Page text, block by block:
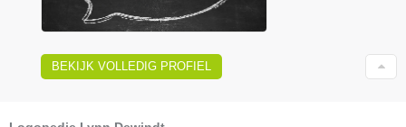
BEKIJK VOLLEDIG PROFIEL